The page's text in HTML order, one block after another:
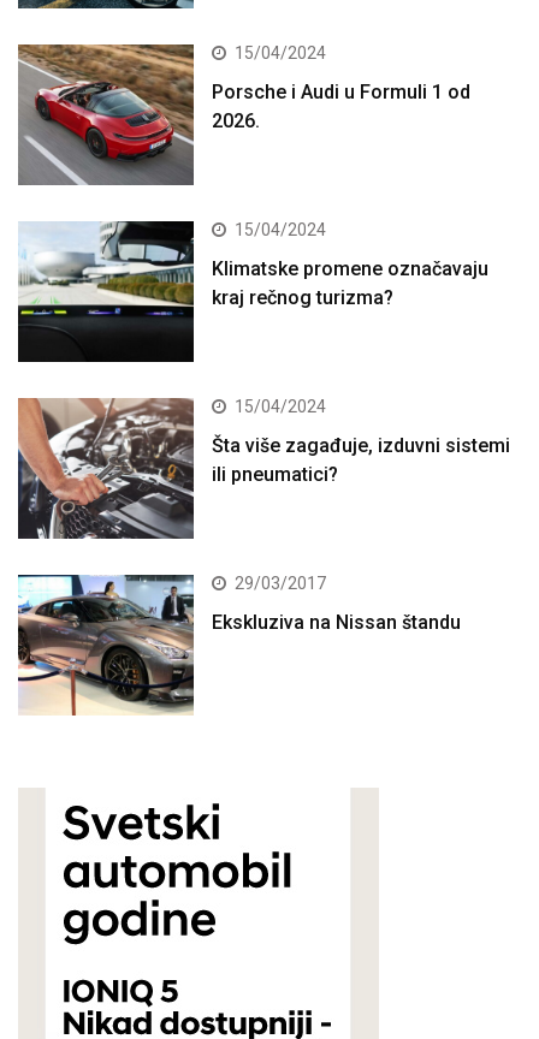
15/04/2024
Porsche i Audi u Formuli 1 od
2026.
15/04/2024
Klimatske promene označavaju
kraj rečnog turizma?
15/04/2024
Šta više zagađuje, izduvni sistemi
ili pneumatici?
29/03/2017
Ekskluziva na Nissan štandu